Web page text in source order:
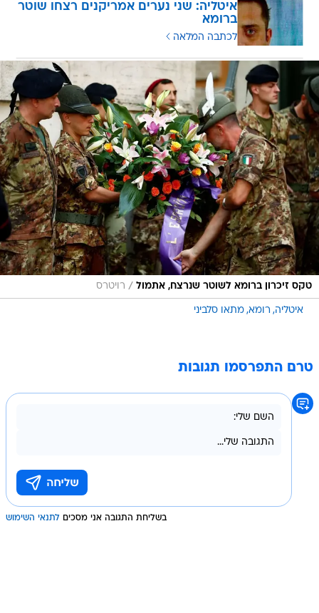
איטליה: שני נערים אמריקנים רצחו שוטר
ברומא
לכתבה המלאה
טקס זיכרון ברומא לשוטר שנרצח, אתמול / רויטרס
איטליה רומא מתאו סלביני
טרם התפרסמו תגובות
בשליחת התגובה אני מסכים לתנאי השימוש